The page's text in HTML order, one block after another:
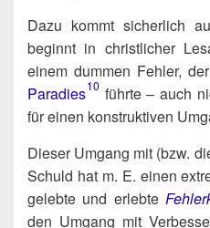
Dazu kommt sicher­lich
beginnt in christ­li­cher
einem dum­men Feh­ler,
Paradies10 führ­te – auch
für einen kon­struk­ti­ven
Die­ser Umgang mit (bzw.
Schuld hat m. E. einen
geleb­te und erleb­te
den Umgang mit